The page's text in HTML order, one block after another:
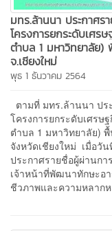
มทร.ล้านนา ประกาศ
โครงการยกระดับเศร
ตำบล 1 มหาวิทยาลัย)
จ.เชียงใหม่
พุธ 1 ธันวาคม 2564
ตามที่ มทร.ล้านนา ปร
โครงการยกระดับเศรษ
ตำบล 1 มหาวิทยาลัย)
จังหวัดเชียงใหม่ เมื่อวั
ประกาศรายชื่อผู้ผ่านก
เจ้าหน้าที่พัฒนาทักษะอ
ชีวภาพและความหลาก